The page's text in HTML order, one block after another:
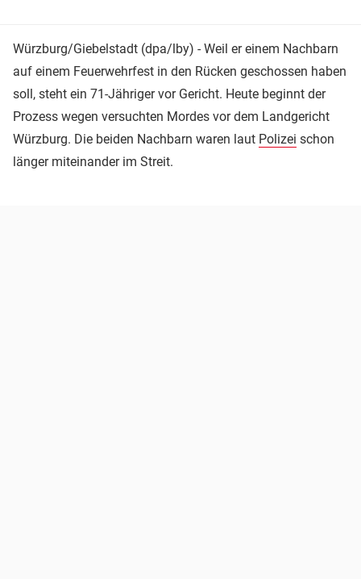
Würzburg/Giebelstadt (dpa/lby) - Weil er einem Nachbarn
auf einem Feuerwehrfest in den Rücken geschossen haben
soll, steht ein 71-Jähriger vor Gericht. Heute beginnt der
Prozess wegen versuchten Mordes vor dem Landgericht
Würzburg. Die beiden Nachbarn waren laut Polizei schon
länger miteinander im Streit.